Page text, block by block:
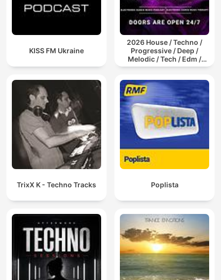
KISS FM Ukraine
2026 House / Techno /
Progressive / Deep /
Melodic / Tech / Edm /
Afro / ibiza DJ Mix / Set /
Dance Musi
TrixX K - Techno Tracks Poplista